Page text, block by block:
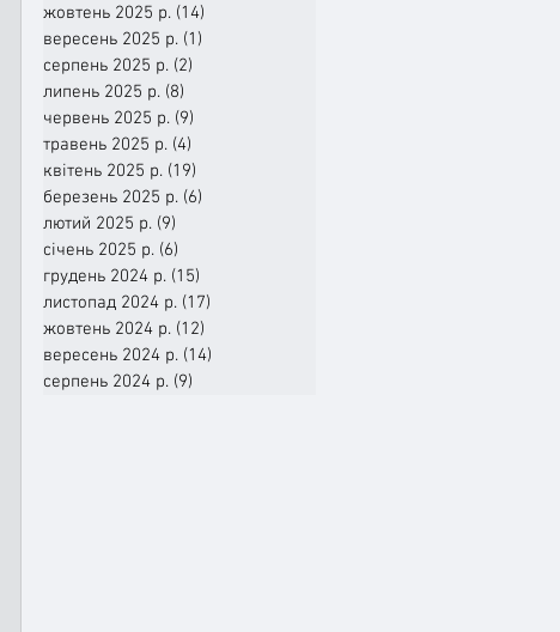
жовтень 2025 р. (14)
вересень 2025 р. (1)
серпень 2025 р. (2)
липень 2025 р. (8)
червень 2025 р. (9)
травень 2025 р. (4)
квітень 2025 р. (19)
березень 2025 р. (6)
лютий 2025 р. (9)
січень 2025 р. (6)
грудень 2024 р. (15)
листопад 2024 р. (17)
жовтень 2024 р. (12)
вересень 2024 р. (14)
серпень 2024 р. (9)